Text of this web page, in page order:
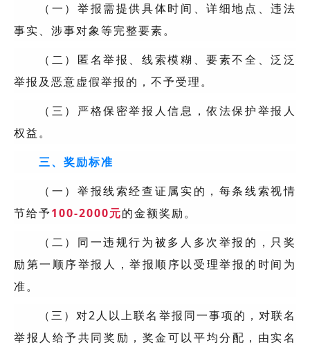
（一）举报需提供具体时间、详细地点、违法
事实、涉事对象等完整要素。
（二）匿名举报、线索模糊、要素不全、泛泛
举报及恶意虚假举报的，不予受理。
（三）严格保密举报人信息，依法保护举报人
权益。
三、奖励标准
（一）举报线索经查证属实的，每条线索视情
节给予100-2000元的金额奖励。
（二）同一违规行为被多人多次举报的，只奖
励第一顺序举报人，举报顺序以受理举报的时间为
准。
（三）对2人以上联名举报同一事项的，对联名
举报人给予共同奖励，奖金可以平均分配，由实名